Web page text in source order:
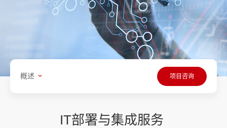
概述 项目咨询
IT部署与集成服务